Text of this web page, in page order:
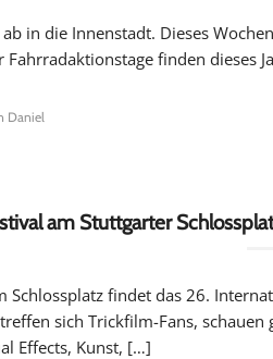
in die Innenstadt. Dieses
Fahrradaktionstage finden dieses
Daniel
am Stuttgarter
Schlossplatz findet das 26.
sich Trickfilm-Fans,
Effects, Kunst, […]